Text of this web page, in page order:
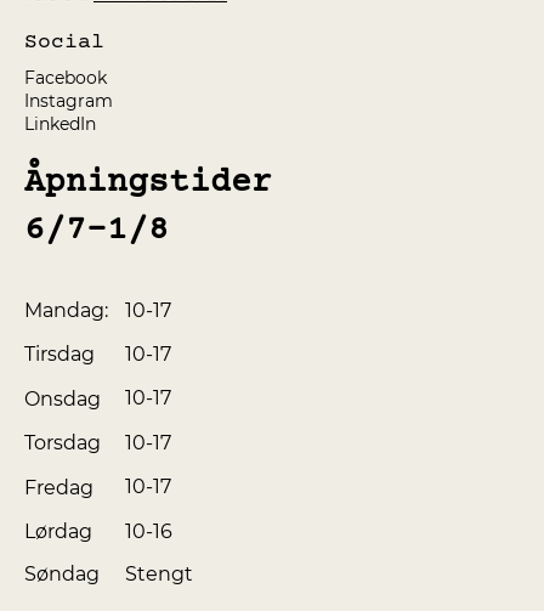
Facebook
Instagram
LinkedIn
Social
Åpningstider
6/7-1/8
Mandag:
Tirsdag
Onsdag
Torsdag
Fredag
Lørdag
Søndag
10-17
10-17
10-17
10-17
10-17
10-16
Stengt